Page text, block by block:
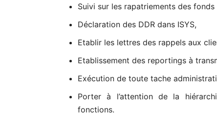
Suivi sur les rapatriements des fonds
Déclaration des DDR dans ISYS,
Etablir les lettres des rappels aux
Etablissement des reportings à
Exécution de toute tache
Porter à l’attention de la
fonctions.